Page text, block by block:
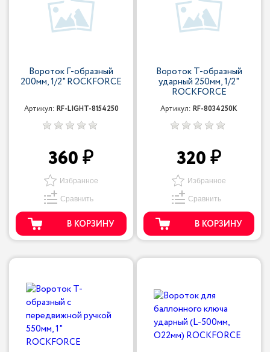
Вороток Г-образный
200мм, 1/2" ROCKFORCE
Артикул: RF-LIGHT-8154250
360
Избранное
Сравнить
В КОРЗИНУ
Вороток Т-образный
ударный 250мм, 1/2"
ROCKFORCE
Артикул: RF-8034250K
320
Избранное
Сравнить
В КОРЗИНУ